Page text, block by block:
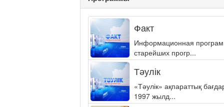
Факт
Информационная
старейших прогр...
Тәулік
«Тәулік» ақпараттық
1997 жылд...